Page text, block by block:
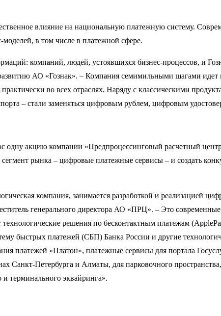
влияние на национальную платежную систему.
в том числе в платежной сфере.
компаний, людей, устоявшихся бизнес-процессов, и
АО «Гознак». – Компания семимильными шагами идет
во всех отраслях. Наряду с классическими
– стали заменяться цифровым рублем, цифровым
одну акцию компании «Предпроцессинговый расчетный
рынка – цифровые платежные сервисы – и создать
компания, занимается разработкой и
генерального директора АО «ПРЦ». – Это
решения по бесконтактным платежам
быстрых платежей (СБП) Банка России и другие
платежей «Платон», платежные сервисы для портала
Санкт-Петербурга и Алматы, для парковочного
терминального эквайринга».